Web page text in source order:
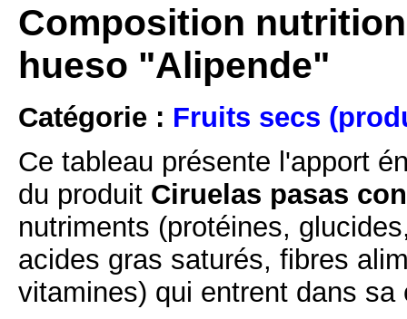
Composition
hueso "Alipende"
Catégorie : Fruits secs
Ce tableau présente l'apport
du produit Ciruelas pasas
nutriments (protéines,
acides gras saturés, fibres
vitamines) qui entrent dans sa